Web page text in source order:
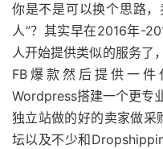
你是不是可以换个思路，
人”？其实早在2016年-
人开始提供类似的服务了
FB爆款然后提供一
Wordpress搭建一个更专
独立站做的好的卖家做
坛以及不少和